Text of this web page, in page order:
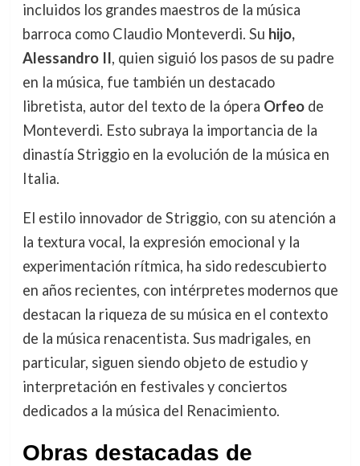
incluidos los grandes maestros de la música
barroca como Claudio Monteverdi. Su hijo,
Alessandro II, quien siguió los pasos de su padre
en la música, fue también un destacado
libretista, autor del texto de la ópera Orfeode
Monteverdi. Esto subraya la importancia de la
dinastía Striggio en la evolución de la música en
Italia.
El estilo innovador de Striggio, con su atención a
la textura vocal, la expresión emocional y la
experimentación rítmica, ha sido redescubierto
en años recientes, con intérpretes modernos que
destacan la riqueza de su música en el contexto
de la música renacentista. Sus madrigales, en
particular, siguen siendo objeto de estudio y
interpretación en festivales y conciertos
dedicados a la música del Renacimiento.
Obras destacadas de